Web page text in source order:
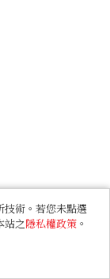
技術。若您未點選
站之隱私權政策 。